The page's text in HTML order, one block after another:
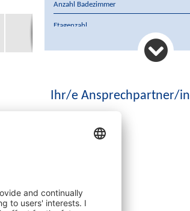
Anzahl Badezimmer
Etagenzahl
Währung
Ihr/e Ansprechpartner/in